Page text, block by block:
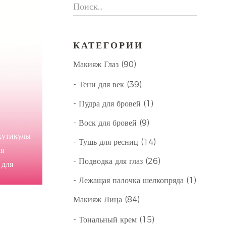
для
КАТЕГОРИИ
Макияж Глаз (90)
- Тени для век (39)
- Пудра для бровей (1)
- Воск для бровей (9)
- Тушь для ресниц (14)
- Подводка для глаз (26)
- Лежащая палочка шелкопряда (1)
Макияж Лица (84)
- Тональный крем (15)